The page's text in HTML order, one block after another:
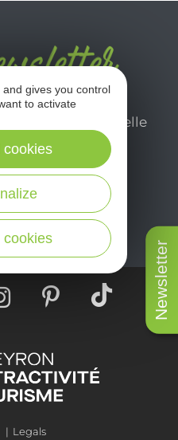
Newsletter
mensuelle
profiter
en Aveyron.
ici
Legals
gives you control
to activate
cookies
cookies